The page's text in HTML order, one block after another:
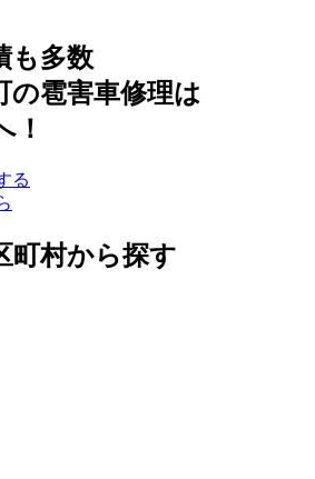
も多数
の雹害車修理は
！
る
町村から探す